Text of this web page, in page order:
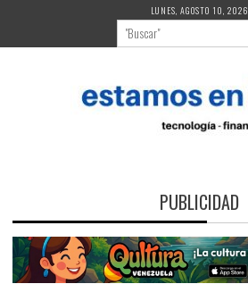
contenido
LUNES, AGOSTO 10, 2026
PUBLICIDAD